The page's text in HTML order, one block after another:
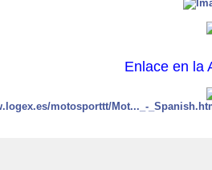
Enlace en la
motosporttt/Mot..._-